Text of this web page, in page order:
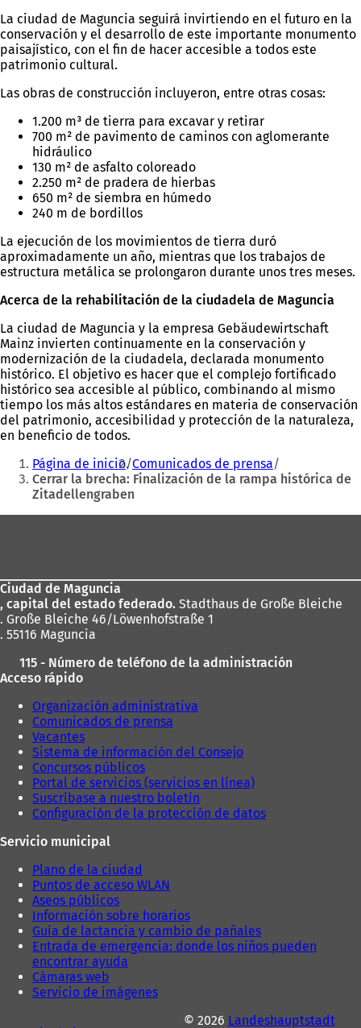
La ciudad de Maguncia seguirá invirtiendo en el futuro en la
conservación y el desarrollo de este importante monumento
paisajístico, con el fin de hacer accesible a todos este
patrimonio cultural.
Las obras de construcción incluyeron, entre otras cosas:
1.200 m³ de tierra para excavar y retirar
700 m² de pavimento de caminos con aglomerante
hidráulico
130 m² de asfalto coloreado
2.250 m² de pradera de hierbas
650 m² de siembra en húmedo
240 m de bordillos
La ejecución de los movimientos de tierra duró
aproximadamente un año, mientras que los trabajos de
estructura metálica se prolongaron durante unos tres meses.
Acerca de la rehabilitación de la ciudadela de Maguncia
La ciudad de Maguncia y la empresa Gebäudewirtschaft
Mainz invierten continuamente en la conservación y
modernización de la ciudadela, declarada monumento
histórico. El objetivo es hacer que el complejo fortificado
histórico sea accesible al público, combinando al mismo
tiempo los más altos estándares en materia de conservación
del patrimonio, accesibilidad y protección de la naturaleza,
en beneficio de todos.
Estás
aquí:
Página de inicio Comunicados de prensa
Cerrar la brecha: Finalización de la rampa histórica de
Zitadellengraben
pies
Ciudad de Maguncia
, capital del estado federado. Stadthaus de Große Bleiche
. Große Bleiche 46/Löwenhofstraße 1
. 55116 Maguncia
115 - Número de teléfono de la administración
Acceso rápido
Organización administrativa
Comunicados de prensa
Vacantes
Sistema de información del Consejo
Concursos públicos
Portal de servicios (servicios en línea)
Suscríbase a nuestro boletín
Configuración de la protección de datos
Servicio municipal
Plano de la ciudad
Puntos de acceso WLAN
Aseos públicos
Información sobre horarios
Guía de lactancia y cambio de pañales
Entrada de emergencia: donde los niños pueden
encontrar ayuda
Cámaras web
Servicio de imágenes
© 2026 Landeshauptstadt